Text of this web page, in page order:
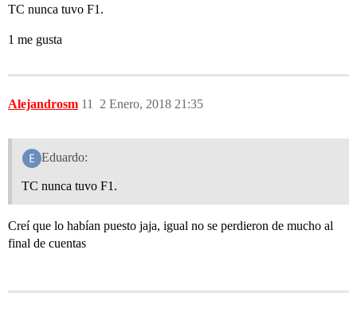
TC nunca tuvo F1.
1 me gusta
Alejandrosm 2 Enero, 2018 21:35
11
Eduardo:
TC nunca tuvo F1.
Creí que lo habían puesto jaja, igual no se perdieron de mucho al
final de cuentas